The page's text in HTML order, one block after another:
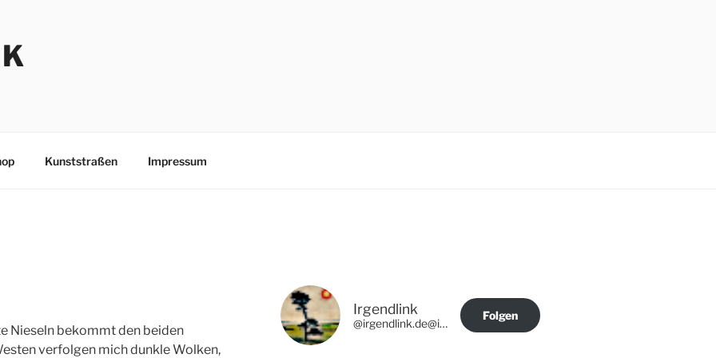
Kunststraßen Impressum
Nieseln bekommt den beiden
verfolgen mich dunkle Wolken,
Irgendlink
@irgendlink.de@irgendlink.de
Folgen